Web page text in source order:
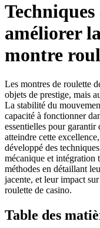
améliorer
montre
Les montres de roulette
objets de prestige, mais
La stabilité du
capacité à fonctionner
essentielles pour garantir
atteindre cette
développé des
mécanique et intégration
méthodes en détaillant
jacente, et leur impact
roulette de casino.
Table des